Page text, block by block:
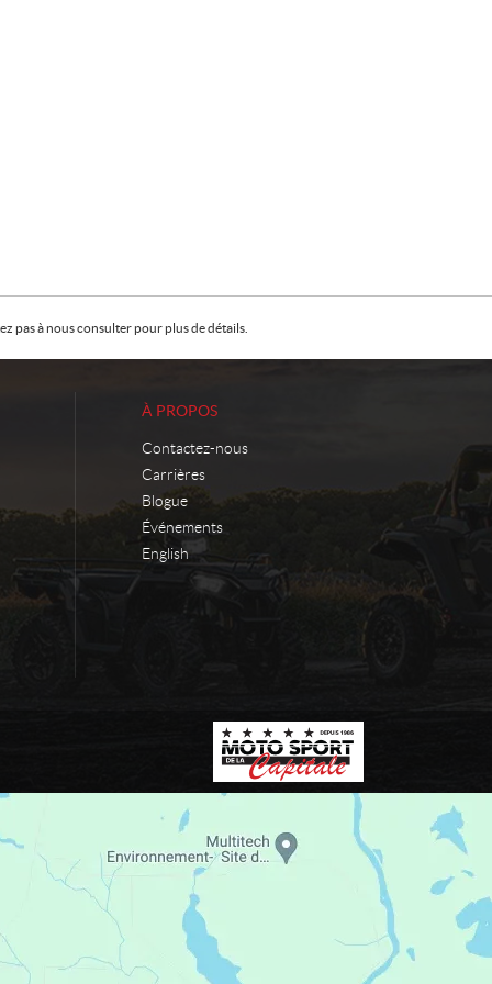
pas à nous consulter pour plus de détails.
À PROPOS
Contactez-nous
Carrières
Blogue
Événements
English